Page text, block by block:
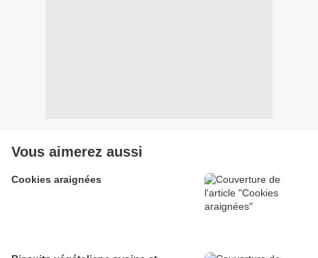
Vous aimerez aussi
Cookies araignées